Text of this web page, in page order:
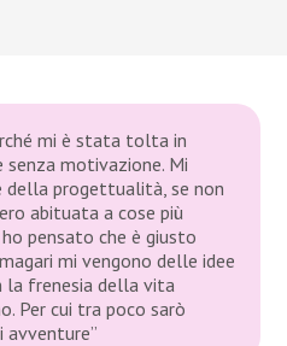
mi è stata tolta in
senza motivazione. Mi
della progettualità, se non
abituata a cose più
pensato che è giusto
mi vengono delle idee
la frenesia della vita
Per cui tra poco sarò
avventure”